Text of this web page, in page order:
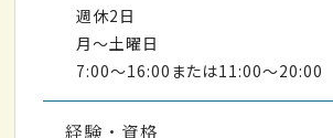
週休2日
月～土曜日
7:00～16:00または11:00～20:00
経験・資格